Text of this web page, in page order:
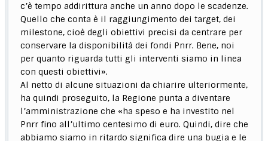
c’è tempo addirittura anche un anno dopo le scadenze.
Quello che conta è il raggiungimento dei target, dei
milestone, cioè degli obiettivi precisi da centrare per
conservare la disponibilità dei fondi Pnrr. Bene, noi
per quanto riguarda tutti gli interventi siamo in linea
con questi obiettivi».
Al netto di alcune situazioni da chiarire ulteriormente,
ha quindi proseguito, la Regione punta a diventare
l’amministrazione che «ha speso e ha investito nel
Pnrr fino all’ultimo centesimo di euro. Quindi, dire che
abbiamo siamo in ritardo significa dire una bugia e le